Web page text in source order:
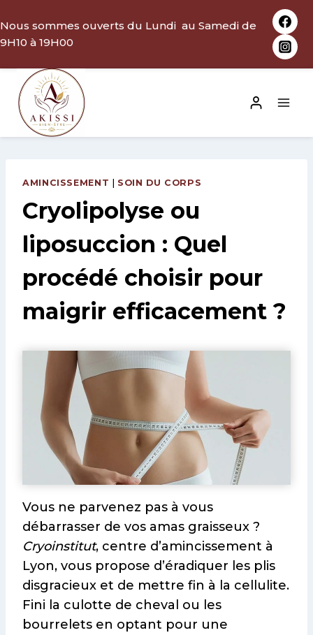
au
contenu
Nous sommes ouverts du Lundi au Samedi de
9H10 à 19H00
AMINCISSEMENT | SOIN DU CORPS
Cryolipolyse ou
liposuccion : Quel
procédé choisir pour
maigrir efficacement ?
Vous ne parvenez pas à vous
débarrasser de vos amas graisseux ?
Cryoinstitut, centre d’amincissement à
Lyon, vous propose d’éradiquer les plis
disgracieux et de mettre fin à la cellulite.
Fini la culotte de cheval ou les
bourrelets en optant pour une